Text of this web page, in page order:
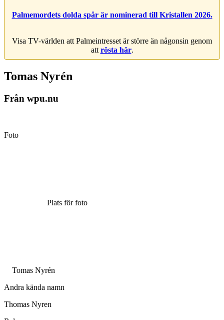
Palmemordets dolda spår är nominerad till Kristallen 2026.
Visa TV-världen att Palmeintresset är större än någonsin genom
att rösta här.
Tomas Nyrén
Från wpu.nu
Foto
Plats för foto
Tomas Nyrén
Andra kända namn
Thomas Nyren